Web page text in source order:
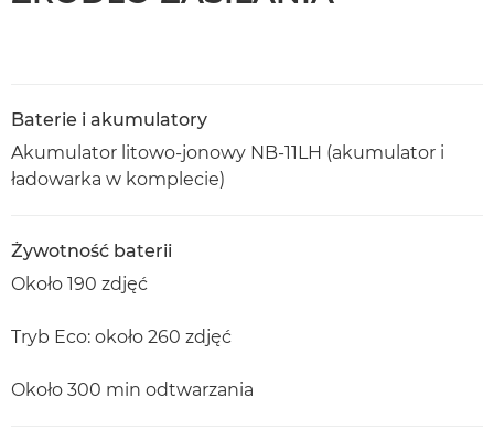
Baterie i akumulatory
Akumulator litowo-jonowy NB-11LH (akumulator i
ładowarka w komplecie)
Żywotność baterii
Około 190 zdjęć
Tryb Eco: około 260 zdjęć
Około 300 min odtwarzania